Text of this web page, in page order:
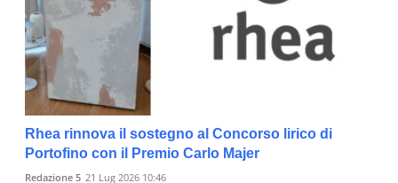
Rhea rinnova il sostegno al Concorso lirico di
Portofino con il Premio Carlo Majer
Redazione 5 21 Lug 2026 10:46